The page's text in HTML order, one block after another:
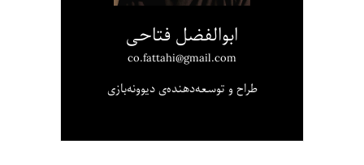
ابوالفضل فتاحی
co.fattahi@gmail.com
طراح و توسعه‌دهنده‌ی دیوونه‌بازی